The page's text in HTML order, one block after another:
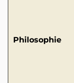
Philosophie